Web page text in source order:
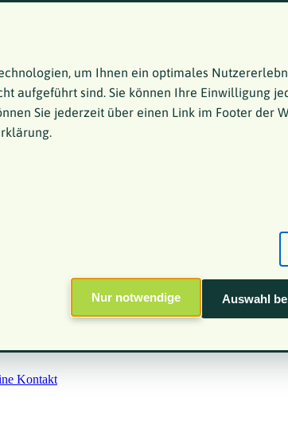
Kontakt
um Ihnen ein optimales
aufgeführt sind. Sie können Ihre Einwilligung
Sie jederzeit über einen Link im Footer der
Nur notwendige Auswahl